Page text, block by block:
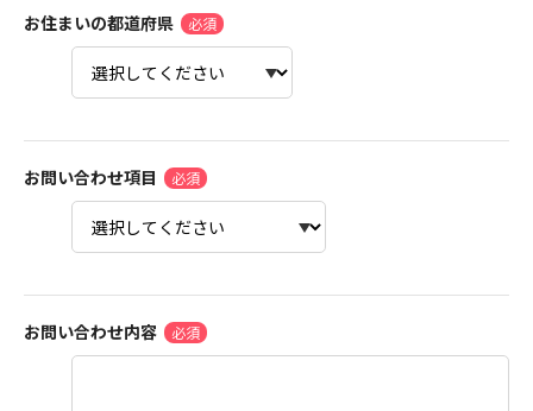
お住まいの都道府県
お問い合わせ項目
お問い合わせ内容